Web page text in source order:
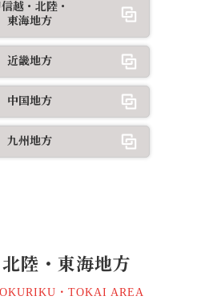
越・北陸・
東海地方
近畿地方
中国地方
九州地方
陸・東海地方
・TOKAI AREA